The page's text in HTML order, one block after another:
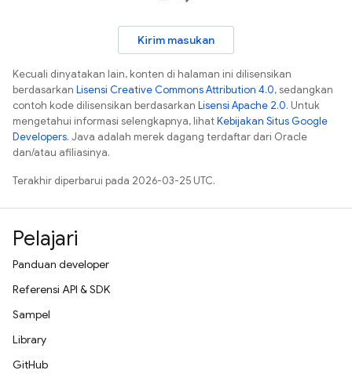
Kirim masukan
Kecuali dinyatakan lain, konten di halaman ini dilisensikan
berdasarkan Lisensi Creative Commons Attribution 4.0, sedangkan
contoh kode dilisensikan berdasarkan Lisensi Apache 2.0. Untuk
mengetahui informasi selengkapnya, lihatKebijakan Situs Google
Developers. Java adalah merek dagang terdaftar dari Oracle
dan/atau afiliasinya.
Terakhir diperbarui pada 2026-03-25 UTC.
Pelajari
Panduan developer
Referensi API & SDK
Sampel
Library
GitHub